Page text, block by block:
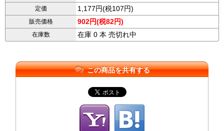
定価 1,177円(税107円)
販売価格 902円(税82円)
在庫数 在庫 0 本 売切れ中
この商品を共有する